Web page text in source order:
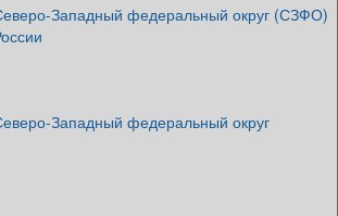
Западный федеральный округ (СЗФО)
Западный федеральный округ